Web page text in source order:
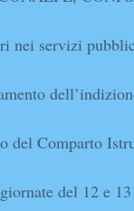
nei servizi
del Comparto
del 12 e 13